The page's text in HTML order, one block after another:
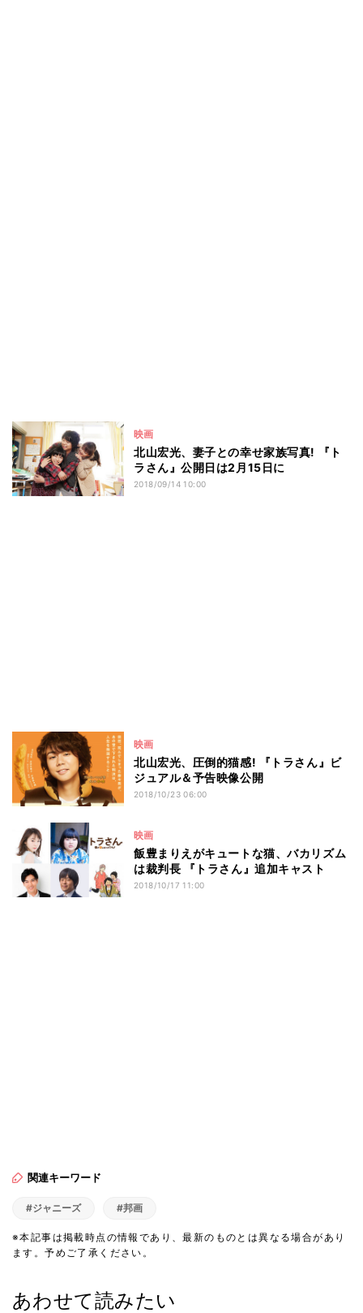
映画
北山宏光、妻子との幸せ家族写真! 『ト
ラさん』公開日は2月15日に
2018/09/14 10:00
映画
北山宏光、圧倒的猫感! 『トラさん』ビ
ジュアル＆予告映像公開
2018/10/23 06:00
映画
飯豊まりえがキュートな猫、バカリズム
は裁判長 『トラさん』追加キャスト
2018/10/17 11:00
関連キーワード
#ジャニーズ #邦画
※本記事は掲載時点の情報であり、最新のものとは異なる場合があり
ます。予めご了承ください。
あわせて読みたい